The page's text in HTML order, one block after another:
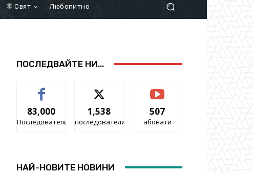
Свят Любопитно
ПОСЛЕДВАЙТЕ НИ...
83,000
Последователи
1,538
последователи
507
абонати
НАЙ-НОВИТЕ НОВИНИ